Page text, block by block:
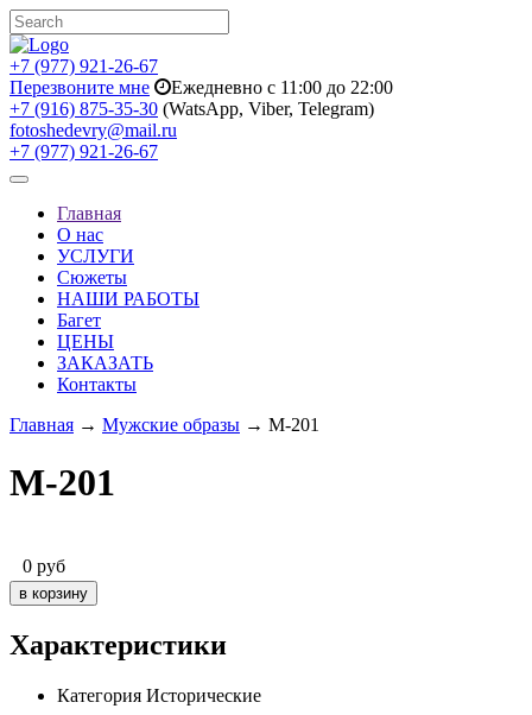
+7 (977) 921-26-67
Перезвоните мне
Ежедневно с 11:00 до 22:00
+7 (916) 875-35-30 (WatsApp, Viber, Telegram)
fotoshedevry@mail.ru
+7 (977) 921-26-67
Toggle
navigationГлавная
О нас
УСЛУГИ
Сюжеты
НАШИ РАБОТЫ
Багет
ЦЕНЫ
ЗАКАЗАТЬ
Контакты
Главная → Мужские образы → M-201
M-201
0 руб
Характеристики
Категория Исторические